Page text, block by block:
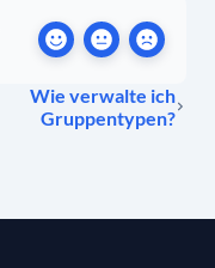
Wie verwalte ich
Gruppentypen?